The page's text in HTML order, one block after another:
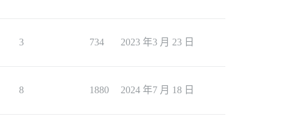
3 734 2023 年3 月 23 日
8 1880 2024 年7 月 18 日